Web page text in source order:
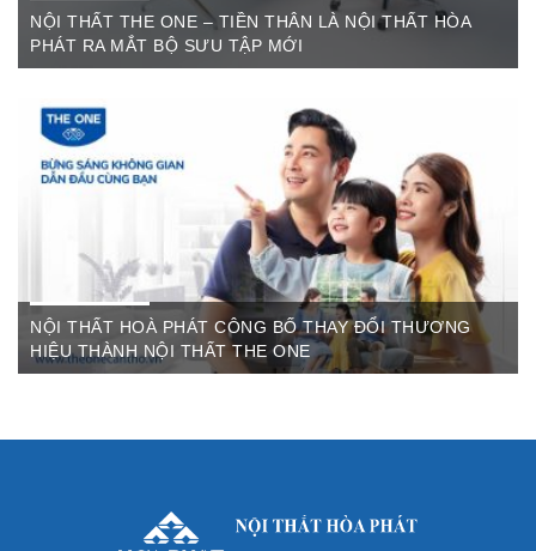
NỘI THẤT THE ONE – TIỀN THÂN LÀ NỘI THẤT HÒA
PHÁT RA MẮT BỘ SƯU TẬP MỚI
The One Cần Thơ Thông báo về việc thay đổi thương hiệu Nội
Thất Hòa Phát Ngày ...
NỘI THẤT HOÀ PHÁT CÔNG BỐ THAY ĐỔI THƯƠNG
HIỆU THÀNH NỘI THẤT THE ONE